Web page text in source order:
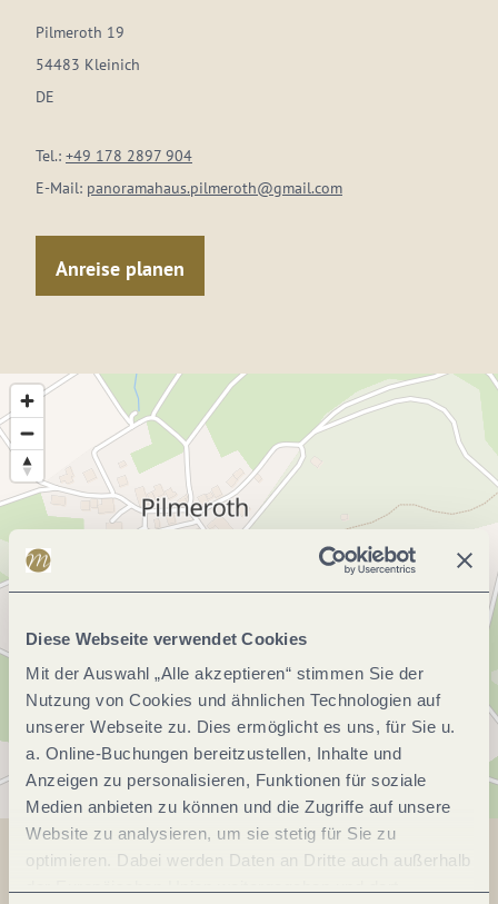
Diese Webseite verwendet Cookies
Mit der Auswahl „Alle akzeptieren“ stimmen Sie der
Nutzung von Cookies und ähnlichen Technologien auf
unserer Webseite zu. Dies ermöglicht es uns, für Sie u.
a. Online-Buchungen bereitzustellen, Inhalte und
Anzeigen zu personalisieren, Funktionen für soziale
Medien anbieten zu können und die Zugriffe auf unsere
Website zu analysieren, um sie stetig für Sie zu
optimieren. Dabei werden Daten an Dritte auch außerhalb
Pilmeroth 19
54483 Kleinich
DE
Tel.: +49 178 2897 904
E-Mail: panoramahaus.pilmeroth@gmail.com
Anreise planen